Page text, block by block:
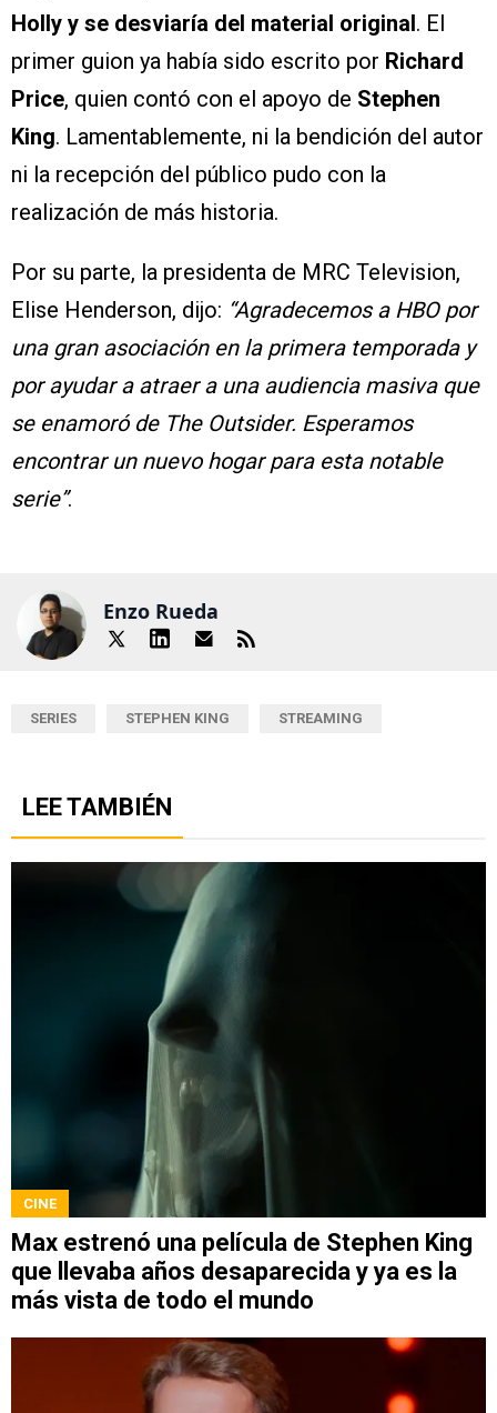
Holly y se desviaría del material original. El
primer guion ya había sido escrito por Richard
Price, quien contó con el apoyo de Stephen
King. Lamentablemente, ni la bendición del autor
ni la recepción del público pudo con la
realización de más historia.
Por su parte, la presidenta de MRC Television,
Elise Henderson, dijo: “Agradecemos a HBO por
una gran asociación en la primera temporada y
por ayudar a atraer a una audiencia masiva que
se enamoró de The Outsider. Esperamos
encontrar un nuevo hogar para esta notable
serie”.
Enzo Rueda
SERIES STEPHEN KING STREAMING
LEE TAMBIÉN
CINE
Max estrenó una película de Stephen King
que llevaba años desaparecida y ya es la
más vista de todo el mundo